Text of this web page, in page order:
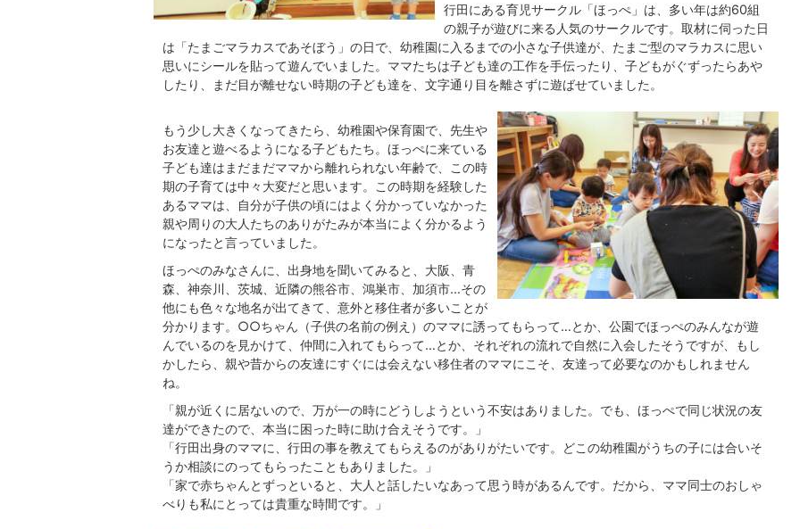
行田にある育児サークル「ほっぺ」は、多い年は約60組
の親子が遊びに来る人気のサークルです。取材に伺った日
は「たまごマラカスであそぼう」の日で、幼稚園に入るまでの小さな子供達が、たまご型のマラカスに思い
思いにシールを貼って遊んでいました。ママたちは子ども達の工作を手伝ったり、子どもがぐずったらあや
したり、まだ目が離せない時期の子ども達を、文字通り目を離さずに遊ばせていました。
もう少し大きくなってきたら、幼稚園や保育園で、先生や
お友達と遊べるようになる子どもたち。ほっぺに来ている
子ども達はまだまだママから離れられない年齢で、この時
期の子育ては中々大変だと思います。この時期を経験した
あるママは、自分が子供の頃にはよく分かっていなかった
親や周りの大人たちのありがたみが本当によく分かるよう
になったと言っていました。
ほっぺのみなさんに、出身地を聞いてみると、大阪、青
森、神奈川、茨城、近隣の熊谷市、鴻巣市、加須市…その
他にも色々な地名が出てきて、意外と移住者が多いことが
分かります。○○ちゃん（子供の名前の例え）のママに誘ってもらって…とか、公園でほっぺのみんなが遊
んでいるのを見かけて、仲間に入れてもらって…とか、それぞれの流れで自然に入会したそうですが、もし
かしたら、親や昔からの友達にすぐには会えない移住者のママにこそ、友達って必要なのかもしれません
ね。
「親が近くに居ないので、万が一の時にどうしようという不安はありました。でも、ほっぺで同じ状況の友
達ができたので、本当に困った時に助け合えそうです。」
「行田出身のママに、行田の事を教えてもらえるのがありがたいです。どこの幼稚園がうちの子には合いそ
うか相談にのってもらったこともありました。」
「家で赤ちゃんとずっといると、大人と話したいなあって思う時があるんです。だから、ママ同士のおしゃ
べりも私にとっては貴重な時間です。」